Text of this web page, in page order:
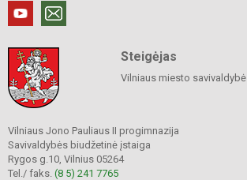
Steigėjas
Vilniaus miesto savivaldybė
Vilniaus Jono Pauliaus II progimnazija
Savivaldybės biudžetinė įstaiga
Rygos g.10, Vilnius 05264
Tel./ faks. (8 5) 241 7765